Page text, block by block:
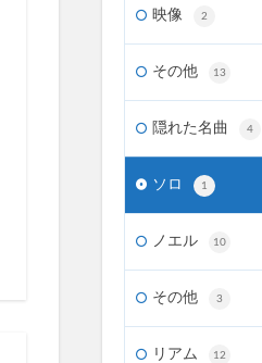
映像 2
その他 13
隠れた名曲 4
ソロ 1
ノエル 10
その他 3
リアム 12